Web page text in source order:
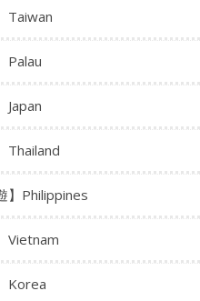
Taiwan
Palau
Japan
Thailand
】Philippines
Vietnam
Korea